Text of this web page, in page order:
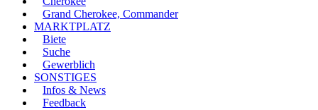
Grand Cherokee, Commander
MARKTPLATZ
Biete
Suche
Gewerblich
SONSTIGES
Infos & News
Feedback